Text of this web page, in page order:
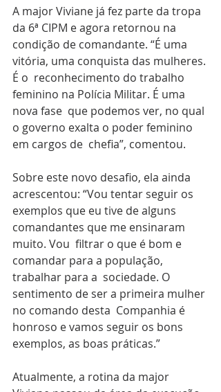
A major Viviane já fez parte da tropa
da 6ª CIPM e agora retornou na
condição de comandante. “É uma
vitória, uma conquista das mulheres.
É o  reconhecimento do trabalho
feminino na Polícia Militar. É uma
nova fase  que podemos ver, no qual
o governo exalta o poder feminino
em cargos de  chefia”, comentou.
Sobre este novo desafio, ela ainda
acrescentou: “Vou tentar seguir os
exemplos que eu tive de alguns
comandantes que me ensinaram
muito. Vou  filtrar o que é bom e
comandar para a população,
trabalhar para a  sociedade. O
sentimento de ser a primeira mulher
no comando desta  Companhia é
honroso e vamos seguir os bons
exemplos, as boas práticas.”
Atualmente, a rotina da major